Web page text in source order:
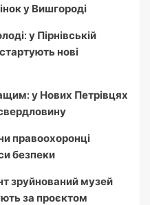
у Вишгороді
у Пірнівській
нові
у Нових Петрівцях
правоохоронці
безпеки
зруйнований музей
за проєктом